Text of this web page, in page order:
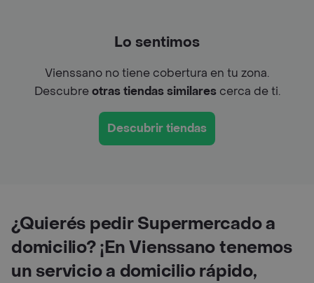
Lo sentimos
Vienssano no tiene cobertura en tu zona.
Descubreotras tiendas similarescerca de ti.
Descubrir tiendas
¿Quierés pedir Supermercado a
domicilio? ¡En Vienssano tenemos
un servicio a domicilio rápido,